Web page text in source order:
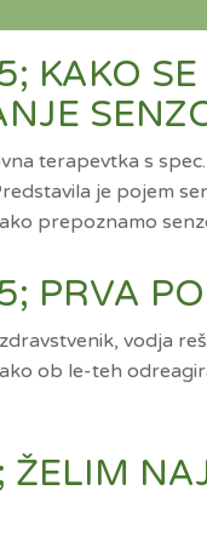
KAKO
terapevtka s
je pojem
prepoznamo
PRVA
vodja
ob le-teh